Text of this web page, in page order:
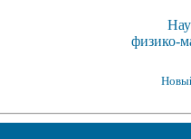
физико-